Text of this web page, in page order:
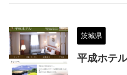
茨城県
平成ホテ